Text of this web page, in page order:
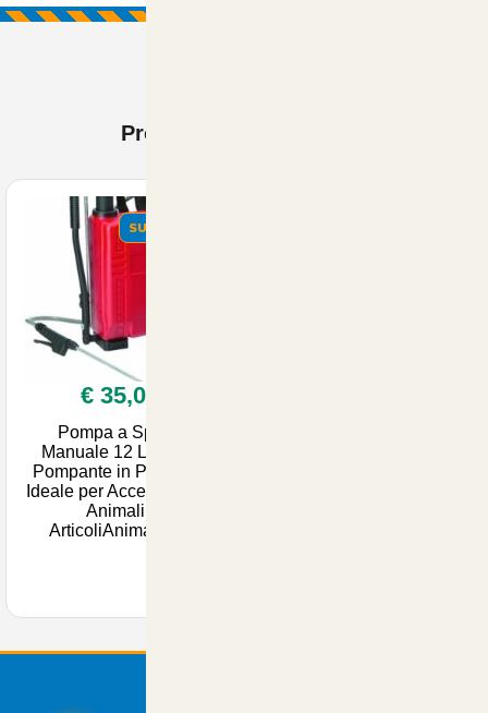
Prodotti Visti di recente
SUMMER
€ 35,00
Pompa a Spalla
Manuale 12 Litri con
Pompante in Plastica -
Ideale per Accessori per
Animali |
ArticoliAnimali.net